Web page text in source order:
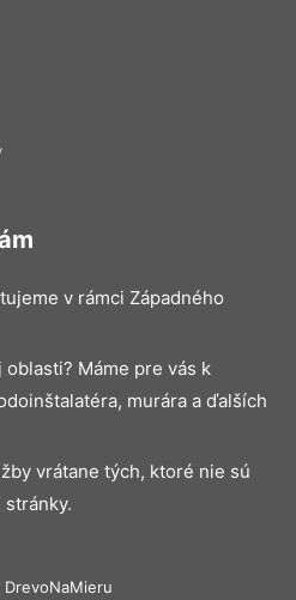
v rámci Západného
Máme pre vás k
murára a ďalších
vrátane tých, ktoré nie sú